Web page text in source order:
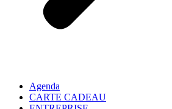
Agenda
CARTE CADEAU